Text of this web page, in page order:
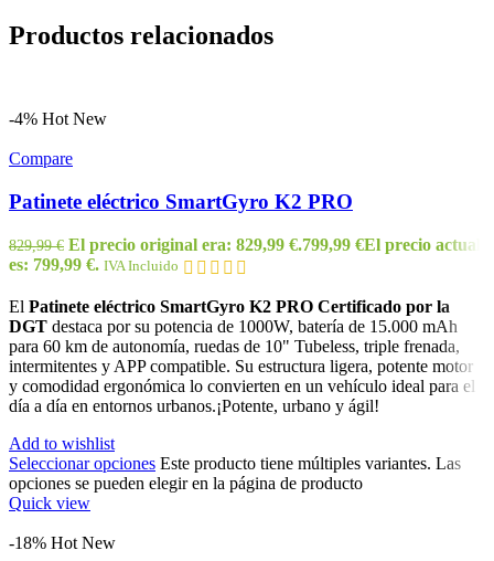
Productos relacionados
-4% Hot New
Compare
Patinete eléctrico SmartGyro K2 PRO
829,99€ El precio original era: 829,99 €.799,99 €El precio actual
es: 799,99 €. IVA Incluido
El Patinete eléctrico SmartGyro K2 PRO Certificado por la
DGT destaca por su potencia de 1000W, batería de 15.000 mAh
para 60 km de autonomía, ruedas de 10" Tubeless, triple frenada,
intermitentes y APP compatible. Su estructura ligera, potente motor
y comodidad ergonómica lo convierten en un vehículo ideal para el
día a día en entornos urbanos.¡Potente, urbano y ágil!
Add to wishlist
Seleccionar opciones Este producto tiene múltiples variantes. Las
opciones se pueden elegir en la página de producto
Quick view
-18% Hot New